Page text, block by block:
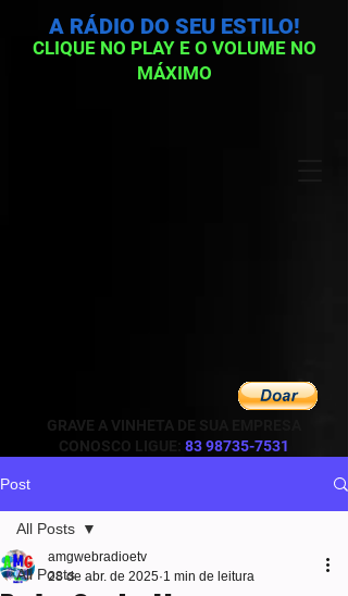
GRAVE A VINHETA DE SUA EMPRESA
CONOSCO LIGUE:
83 98735-7531
CLIQUE NO PLAY E O VOLUME NO
MÁXIMO
A RÁDIO DO SEU ESTILO!
Post
All Posts
All Posts
amgwebradioetv
28 de abr. de 2025 1 min de leitura